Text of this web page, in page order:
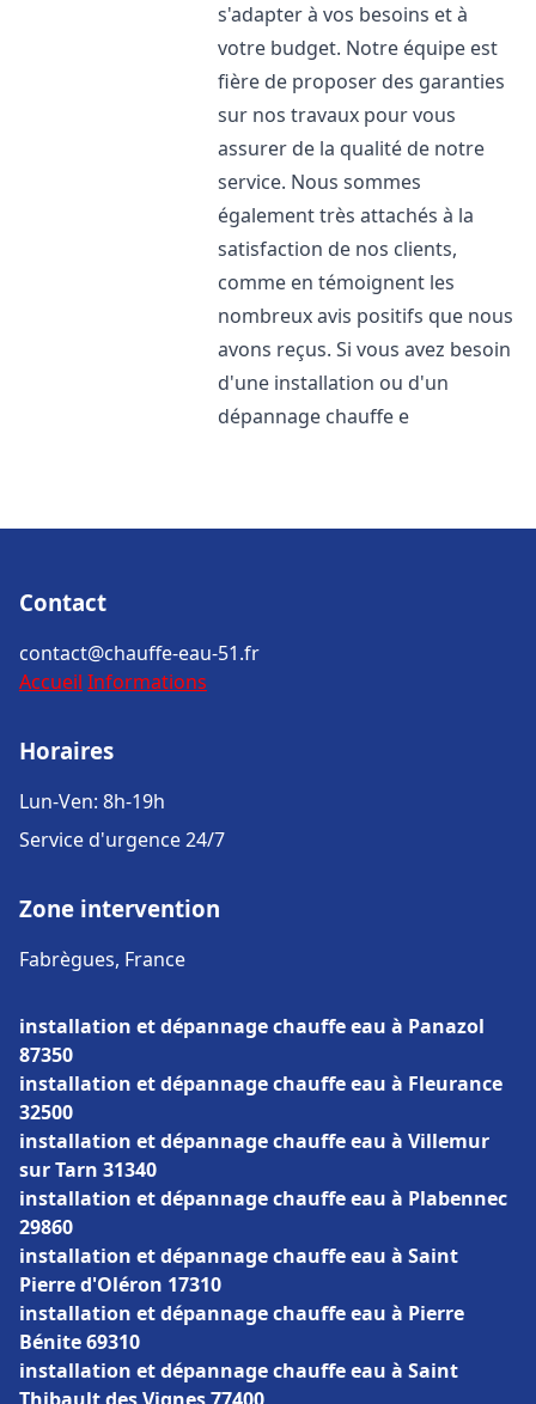
s'adapter à vos besoins et à
votre budget. Notre équipe est
fière de proposer des garanties
sur nos travaux pour vous
assurer de la qualité de notre
service. Nous sommes
également très attachés à la
satisfaction de nos clients,
comme en témoignent les
nombreux avis positifs que nous
avons reçus. Si vous avez besoin
d'une installation ou d'un
dépannage chauffe e
Contact
contact@chauffe-eau-51.fr
Accueil Informations
Horaires
Lun-Ven: 8h-19h
Service d'urgence 24/7
Zone intervention
Fabrègues, France
installation et dépannage chauffe eau à Panazol
87350
installation et dépannage chauffe eau à Fleurance
32500
installation et dépannage chauffe eau à Villemur
sur Tarn 31340
installation et dépannage chauffe eau à Plabennec
29860
installation et dépannage chauffe eau à Saint
Pierre d'Oléron 17310
installation et dépannage chauffe eau à Pierre
Bénite 69310
installation et dépannage chauffe eau à Saint